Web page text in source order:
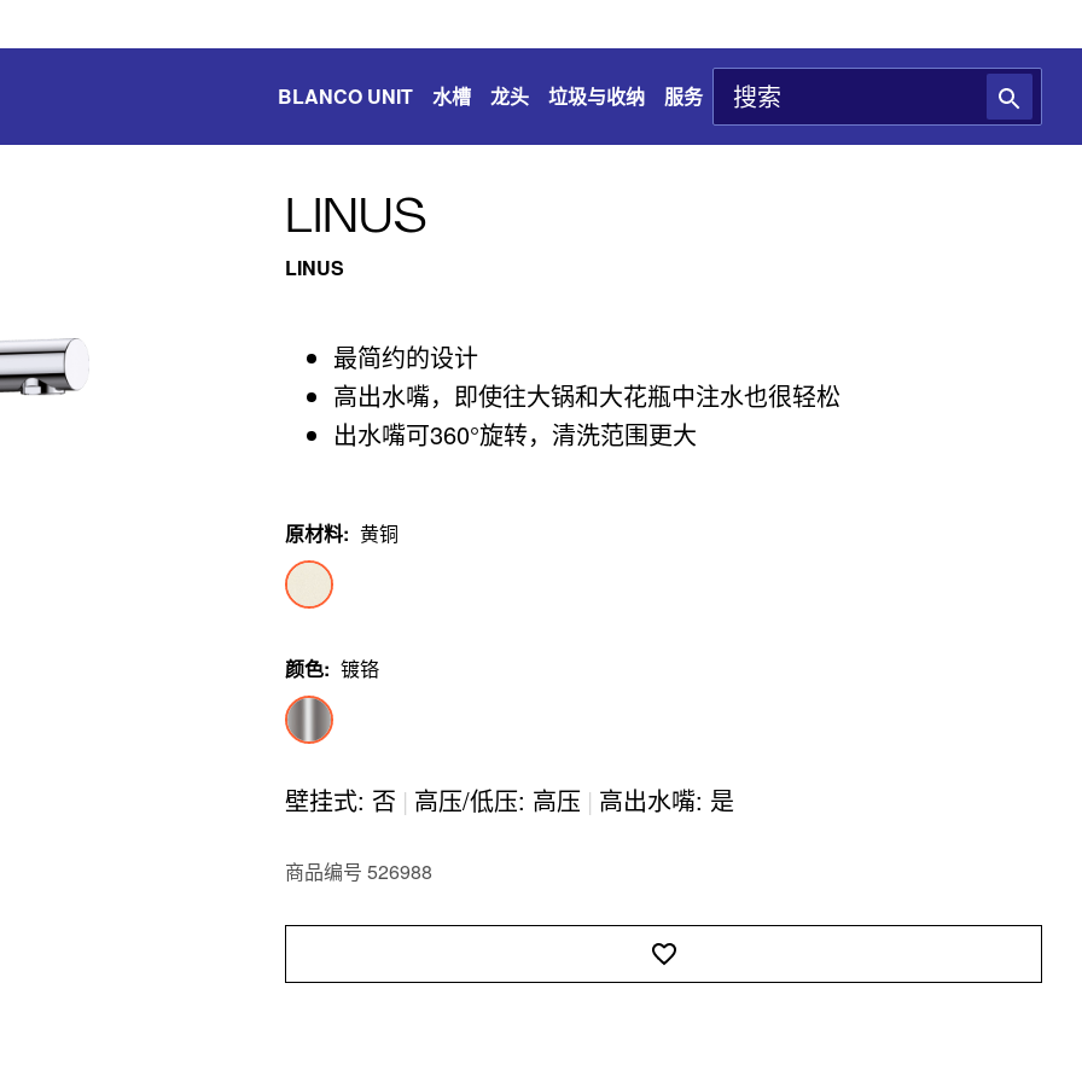
BLANCO UNIT 水槽 龙头 垃圾与收纳 服务
LINUS
LINUS
最简约的设计
高出水嘴，即使往大锅和大花瓶中注水也很轻松
出水嘴可360°旋转，清洗范围更大
原材料: 黄铜
颜色: 镀铬
壁挂式: 否 | 高压/低压: 高压 | 高出水嘴: 是
商品编号 526988